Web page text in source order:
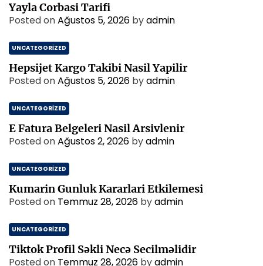
Yayla Corbasi Tarifi
Posted onAğustos 5, 2026 byadmin
UNCATEGORIZED
Hepsijet Kargo Takibi Nasil Yapilir
Posted onAğustos 5, 2026 byadmin
UNCATEGORIZED
E Fatura Belgeleri Nasil Arsivlenir
Posted onAğustos 2, 2026 byadmin
UNCATEGORIZED
Kumarin Gunluk Kararlari Etkilemesi
Posted on Temmuz 28, 2026 byadmin
UNCATEGORIZED
Tiktok Profil Səkli Necə Secilməlidir
Posted on Temmuz 28, 2026 byadmin